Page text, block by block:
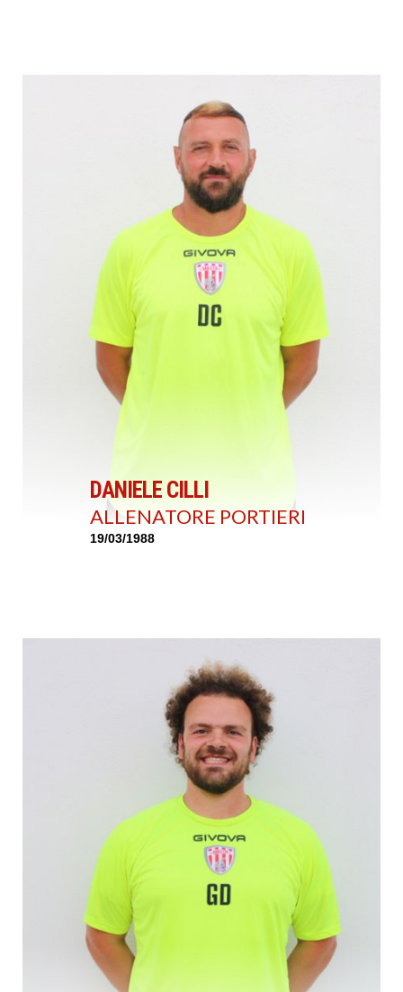
DANIELE CILLI
ALLENATORE PORTIERI
19/03/1988